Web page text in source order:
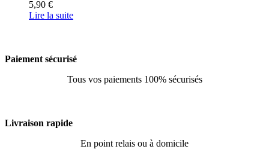
5,90 €
Lire la suite
Paiement sécurisé
Tous vos paiements 100% sécurisés
Livraison rapide
En point relais ou à domicile